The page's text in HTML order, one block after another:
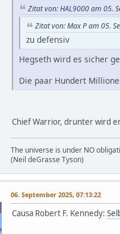
Zitat von: HAL9000 am 05.
Zitat von: Max P am 05.
zu defensiv
Hegseth wird es sicher
Die paar Hundert
Chief Warrior, drunter wird
The universe is under NO
(Neil deGrasse Tyson)
06. September 2025, 07:13:22
Causa Robert F. Kennedy: